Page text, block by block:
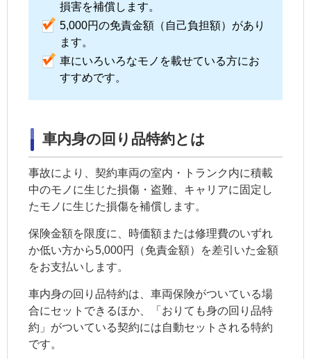
損害を補償します。
5,000円の免責金額（自己負担額）があり
ます。
車にいろいろなモノを載せている方にお
すすめです。
車内身の回り品特約とは
事故により、契約車両の室内・トランク内に積載
中のモノに生じた損傷・盗難、キャリアに固定し
たモノに生じた損傷を補償します。
保険金額を限度に、時価額または修理費のいずれ
か低い方から5,000円（免責金額）を差引いた金額
をお支払いします。
車内身の回り品特約は、 車両保険がついている場
合にセットできるほか、「おりても身の回り品特
約」がついている契約には自動セットされる特約
です。